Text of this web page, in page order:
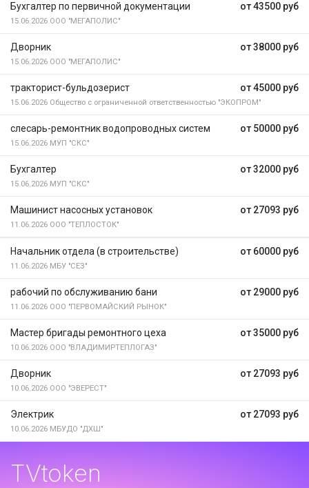
от 43500 руб
Бухгалтер по первичной документации
15.06.2026 ООО "МЕГАПОЛИС"
от 38000 руб
Дворник
15.06.2026 ООО "МЕГАПОЛИС"
от 45000 руб
тракторист-бульдозерист
15.06.2026 Общество с ограниченной ответственностью "ЭКОПРОМ"
от 50000 руб
слесарь-ремонтник водопроводных систем
15.06.2026 МУП "СКС"
от 32000 руб
Бухгалтер
15.06.2026 МУП "СКС"
от 27093 руб
Машинист насосных установок
11.06.2026 ООО "ТЕПЛОСТОК"
от 60000 руб
Начальник отдела (в строительстве)
11.06.2026 МБУ "СЕЗ"
от 29000 руб
рабочий по обслуживанию бани
11.06.2026 ООО "ПЕРВОМАЙСКИЙ РЫНОК"
от 35000 руб
Мастер бригады ремонтного цеха
10.06.2026 ООО "ВЛАДИМИРТЕПЛОГАЗ"
от 27093 руб
Дворник
10.06.2026 ООО "ЭВЕРЕСТ"
от 27093 руб
Электрик
10.06.2026 МБУДО "ДХШ"
TVtoken